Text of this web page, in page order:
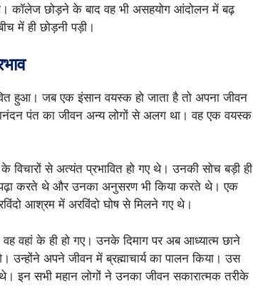
कॉलेज छोड़ने के बाद वह भी असहयोग आंदोलन में बढ़
में ही छोड़नी पड़ी।
हुआ। जब एक इंसान वयस्क हो जाता है तो अपना जीवन
पंत का जीवन अन्य लोगों से अलग था। वह एक वयस्क
विचारों से अत्यंत प्रभावित हो गए थे। उनकी सोच बड़ी ही
पढ़ा करते थे और उनका अनुसरण भी किया करते थे। एक
आश्रम में अरविंदो घोष से मिलने गए थे।
वह वहां के ही हो गए। उनके दिमाग पर अब आध्यात्म छाने
उन्होंने अपने जीवन में ब्रह्माचार्य का पालन किया। उस
इन सभी महान लोगों ने उनका जीवन सकारात्मक तरीके